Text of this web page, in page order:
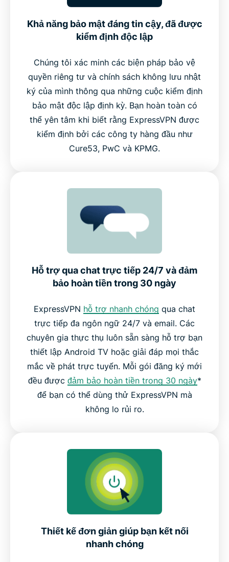
Khả năng bảo mật đáng tin cậy, đã được
kiểm định độc lập
Chúng tôi xác minh các biện pháp bảo vệ
quyền riêng tư và chính sách không lưu nhật
ký của mình thông qua những cuộc kiểm định
bảo mật độc lập định kỳ. Bạn hoàn toàn có
thể yên tâm khi biết rằng ExpressVPN được
kiểm định bởi các công ty hàng đầu như
Cure53, PwC và KPMG.
Hỗ trợ qua chat trực tiếp 24/7 và đảm
bảo hoàn tiền trong 30 ngày
ExpressVPN hỗ trợ nhanh chóng qua chat
trực tiếp đa ngôn ngữ 24/7 và email. Các
chuyên gia thực thụ luôn sẵn sàng hỗ trợ bạn
thiết lập Android TV hoặc giải đáp mọi thắc
mắc về phát trực tuyến. Mỗi gói đăng ký mới
đều được đảm bảo hoàn tiền trong 30 ngày*
để bạn có thể dùng thử ExpressVPN mà
không lo rủi ro.
Thiết kế đơn giản giúp bạn kết nối
nhanh chóng